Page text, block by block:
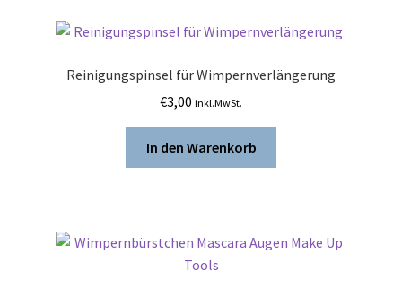
Reinigungspinsel für Wimpernverlängerung
€3,00 inkl.MwSt.
In den Warenkorb